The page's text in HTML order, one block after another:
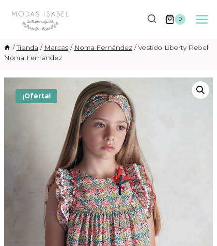
contenido
0
/ Tienda / Marcas / Noma Fernández / Vestido Liberty Rebel
Noma Fernandez
¡Oferta!